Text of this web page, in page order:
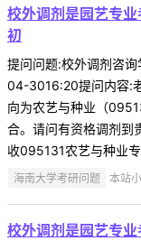
校外调剂是园艺专
初
提问问题:校外调剂咨
04-3016:20提问内容:
向为农艺与种业（
合。请问有资格调剂到
收095131农艺与种业
海南大学考研问题 本站
校外调剂是园艺专